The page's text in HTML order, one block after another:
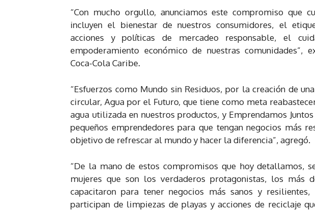
“Con mucho orgullo, anunciamos este compromiso que
incluyen el bienestar de nuestros consumidores, el
acciones y políticas de mercadeo responsable, el
empoderamiento económico de nuestras comunidades”,
Coca-Cola Caribe.
“Esfuerzos como Mundo sin Residuos, por la creación de
circular, Agua por el Futuro, que tiene como meta
agua utilizada en nuestros productos, y Emprendamos
pequeños emprendedores para que tengan negocios más
objetivo de refrescar al mundo y hacer la diferencia”, agregó.
“De la mano de estos compromisos que hoy detallamos,
mujeres que son los verdaderos protagonistas, los más
capacitaron para tener negocios más sanos y
participan de limpiezas de playas y acciones de reciclaje